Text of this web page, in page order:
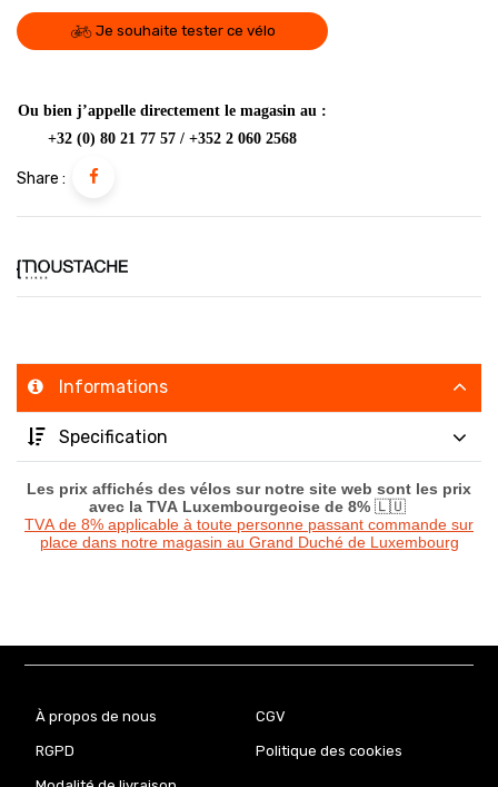
Je souhaite tester ce vélo
Ou bien j’appelle directement le magasin au :
+32 (0) 80 21 77 57 / +352 2 060 2568
Share :
Informations
Specification
Les prix affichés des vélos sur notre site web sont les prix
avec la TVA Luxembourgeoise de 8% 🇱🇺
TVA de 8% applicable à toute personne passant commande sur
place dans notre magasin au Grand Duché de Luxembourg
À propos de nous CGV
RGPD Politique des cookies